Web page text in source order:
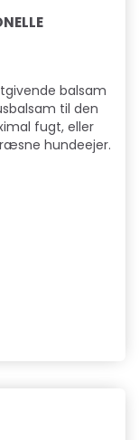
balsam
til den
fugt, eller
hundeejer.